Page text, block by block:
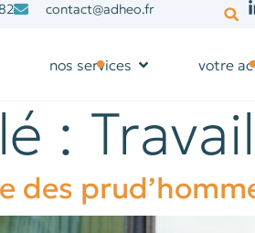
contact@adheo.fr
nos services votre
: Travail
des